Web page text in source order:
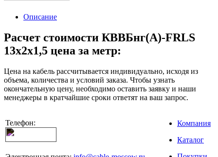
Описание
Расчет стоимости КВВБнг(A)-FRLS
13х2х1,5 цена за метр:
Цена на кабель рассчитывается индивидуально, исходя из
объема, количества и условий заказа. Чтобы узнать
окончательную цену, необходимо оставить заявку и наши
менеджеры в кратчайшие сроки ответят на ваш запрос.
Телефон:
Компания
Каталог